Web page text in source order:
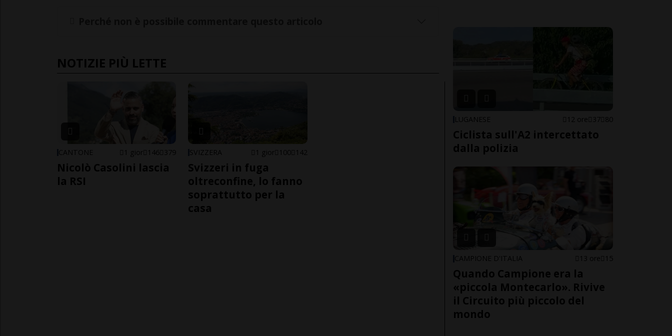
NOTIZIE PIÙ LETTE
CANTONE 1 gior 146 379
Nicolò Casolini lascia
la RSI
SVIZZERA 1 gior 100 142
Svizzeri in fuga
oltreconfine, lo fanno
soprattutto per la
casa
LUGANESE 12 ore 37 80
Ciclista sull'A2 intercettato
dalla polizia
CAMPIONE D'ITALIA 13 ore 15
Quando Campione era la
«piccola Montecarlo». Rivive
il Circuito più piccolo del
mondo